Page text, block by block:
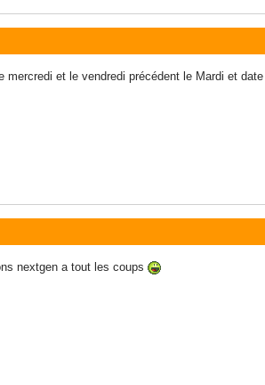
mercredi et le vendredi précédent le Mardi et
nextgen a tout les coups